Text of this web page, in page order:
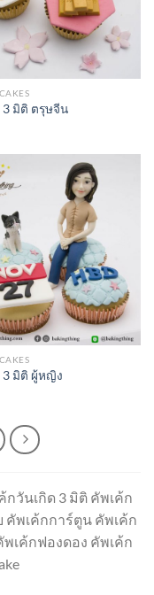
3 มิติ ตรุษจีน
3 มิติ ผู้หญิง
กวันเกิด 3 มิติ คัพเค้ก
คัพเค้กการ์ตูน คัพเค้ก
เค้กฟองดอง คัพเค้ก